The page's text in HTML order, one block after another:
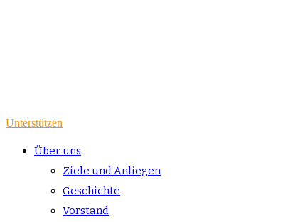
Unterstützen
Über uns
Ziele und Anliegen
Geschichte
Vorstand